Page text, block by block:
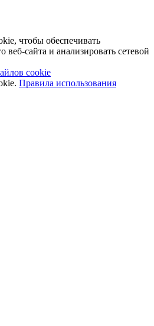
чтобы обеспечивать
сайта и анализировать сетевой
cookie
Правила использования